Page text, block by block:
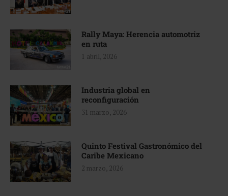
Rally Maya: Herencia automotriz
en ruta
1 abril, 2026
Industria global en
reconfiguración
31 marzo, 2026
Quinto Festival Gastronómico del
Caribe Mexicano
2 marzo, 2026